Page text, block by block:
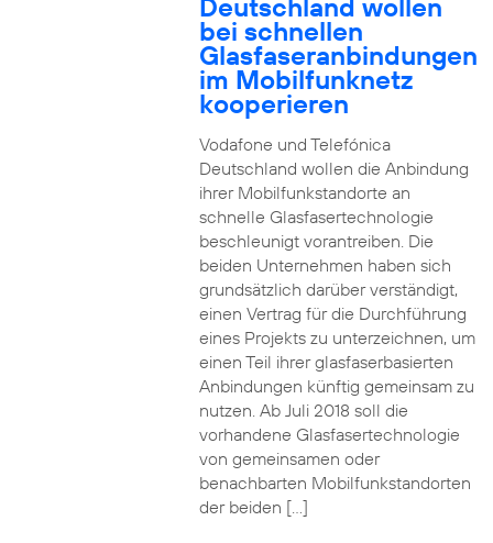
Deutschland wollen
bei schnellen
Glasfaseranbindungen
im Mobilfunknetz
kooperieren
Vodafone und Telefónica
Deutschland wollen die Anbindung
ihrer Mobilfunkstandorte an
schnelle Glasfasertechnologie
beschleunigt vorantreiben. Die
beiden Unternehmen haben sich
grundsätzlich darüber verständigt,
einen Vertrag für die Durchführung
eines Projekts zu unterzeichnen, um
einen Teil ihrer glasfaserbasierten
Anbindungen künftig gemeinsam zu
nutzen. Ab Juli 2018 soll die
vorhandene Glasfasertechnologie
von gemeinsamen oder
benachbarten Mobilfunkstandorten
der beiden […]